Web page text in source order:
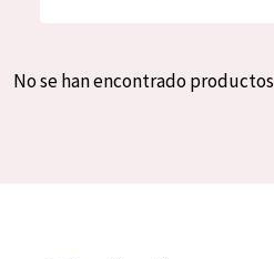
Spanish
No se han encontrado productos